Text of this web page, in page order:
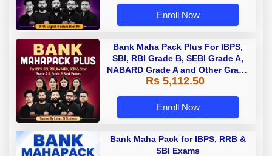
Enroll Now
Bank Maha Pack Plus For IBPS,
SBI, RBI Grade B, SEBI Grade A,
NABARD Grade A and Other Grade
A & Grade B Bank Exams
Rs 5,112.50
Enroll Now
Bank Maha Pack for IBPS, RRB &
SBI Exams